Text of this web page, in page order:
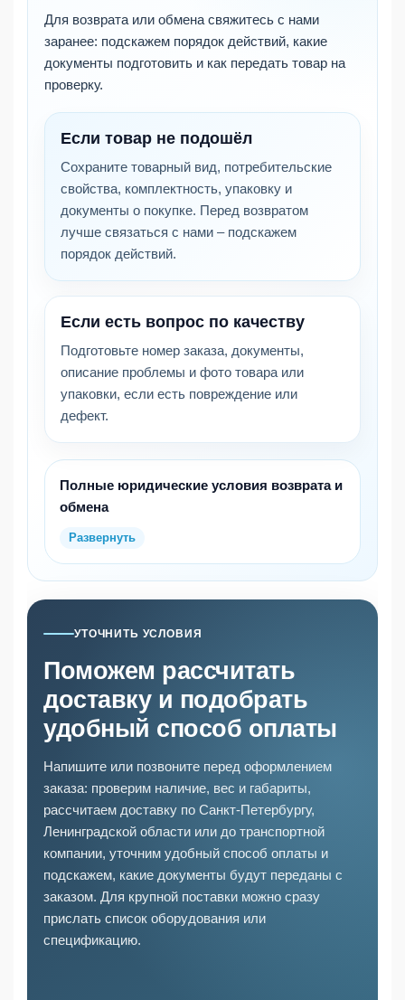
Для возврата или обмена свяжитесь с нами
заранее: подскажем порядок действий, какие
документы подготовить и как передать товар на
проверку.
Если товар не подошёл
Сохраните товарный вид, потребительские
свойства, комплектность, упаковку и
документы о покупке. Перед возвратом
лучше связаться с нами – подскажем
порядок действий.
Если есть вопрос по качеству
Подготовьте номер заказа, документы,
описание проблемы и фото товара или
упаковки, если есть повреждение или
дефект.
Полные юридические условия возврата и
обмена
УТОЧНИТЬ УСЛОВИЯ
Поможем рассчитать
доставку и подобрать
удобный способ оплаты
Напишите или позвоните перед оформлением
заказа: проверим наличие, вес и габариты,
рассчитаем доставку по Санкт-Петербургу,
Ленинградской области или до транспортной
компании, уточним удобный способ оплаты и
подскажем, какие документы будут переданы с
заказом. Для крупной поставки можно сразу
прислать список оборудования или
спецификацию.